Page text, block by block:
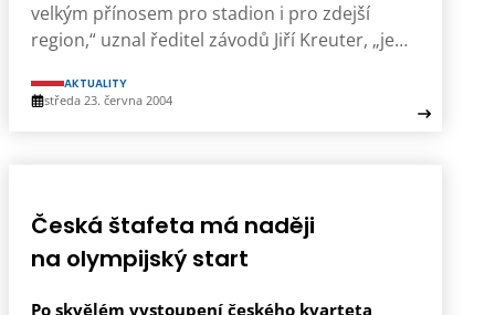
velkým přínosem pro stadion i pro zdejší
region,“ uznal ředitel závodů Jiří Kreuter, „je…
AKTUALITY
středa 23. června 2004
Česká štafeta má naději
na olympijský start
Po skvělém vystoupení českého kvarteta